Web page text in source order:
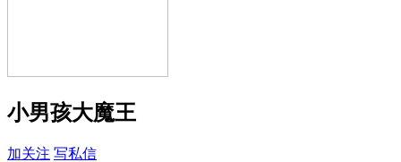
小男孩大魔王
加关注 写私信